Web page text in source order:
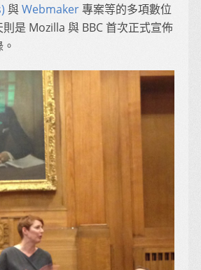
與Webmaker專案等的多項數位
是 Mozilla 與 BBC 首次正式宣佈